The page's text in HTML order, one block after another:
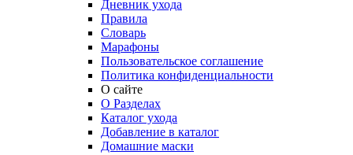
Дневник ухода
Правила
Словарь
Марафоны
Пользовательское соглашение
Политика конфиденциальности
О сайте
О Разделах
Каталог ухода
Добавление в каталог
Домашние маски